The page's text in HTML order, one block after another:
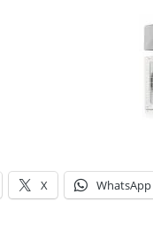
X WhatsApp